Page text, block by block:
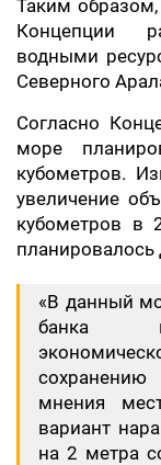
Таким
Концепции
водными
Северного
Согласно
море
кубометров.
увеличение
кубометров в
планировалось
«В данный
банка
мнения
вариант
на 2 метра